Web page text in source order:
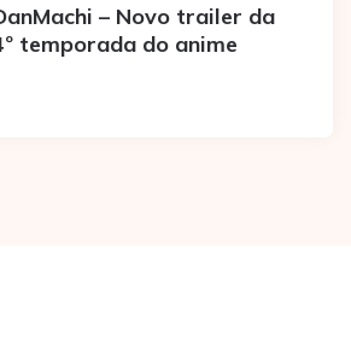
– Novo trailer da
temporada do anime